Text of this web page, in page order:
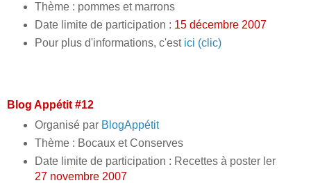
Thème : pommes et marrons
Date limite de participation : 15 décembre 2007
Pour plus d'informations, c'est ici (clic)
Blog Appétit #12
Organisé par BlogAppétit
Thème : Bocaux et Conserves
Date limite de participation : Recettes à poster ler
27 novembre 2007